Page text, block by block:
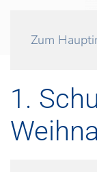
Zum
1.